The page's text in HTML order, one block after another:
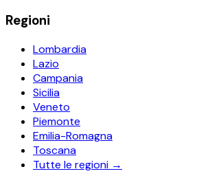
Regioni
Lombardia
Lazio
Campania
Sicilia
Veneto
Piemonte
Emilia-Romagna
Toscana
Tutte le regioni →